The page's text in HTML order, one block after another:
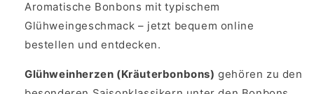
Aromatische Bonbons mit typischem
Glühweingeschmack – jetzt bequem online
bestellen und entdecken.
Glühweinherzen (Kräuterbonbons) gehören zu den